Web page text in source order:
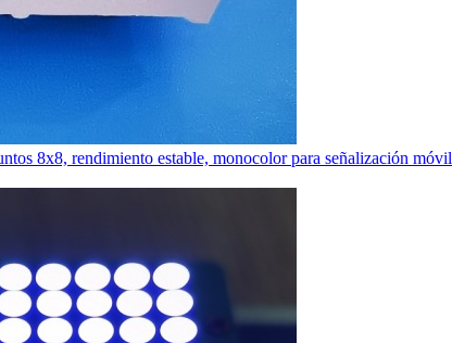
8x8, rendimiento estable, monocolor para señalización móvil